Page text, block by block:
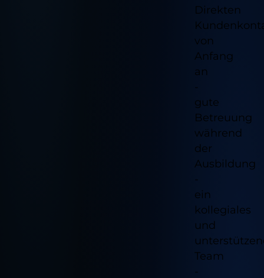
Direkten
von
Anfang
an
gute
Betreuung
während
der
Ausbildung
-
ein
kollegiales
und
Team
-